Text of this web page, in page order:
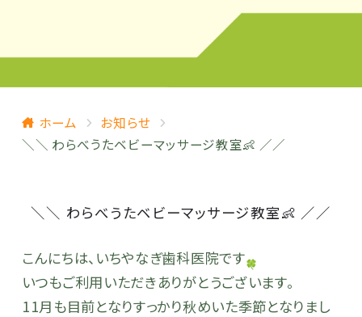
ホーム
お知らせ
＼＼ わらべうたベビーマッサージ教室👶 ／／
＼＼ わらべうたベビーマッサージ教室👶 ／／
こんにちは、いちやなぎ歯科医院です
いつもご利用いただきありがとうございます。
11月も目前となりすっかり秋めいた季節となりまし